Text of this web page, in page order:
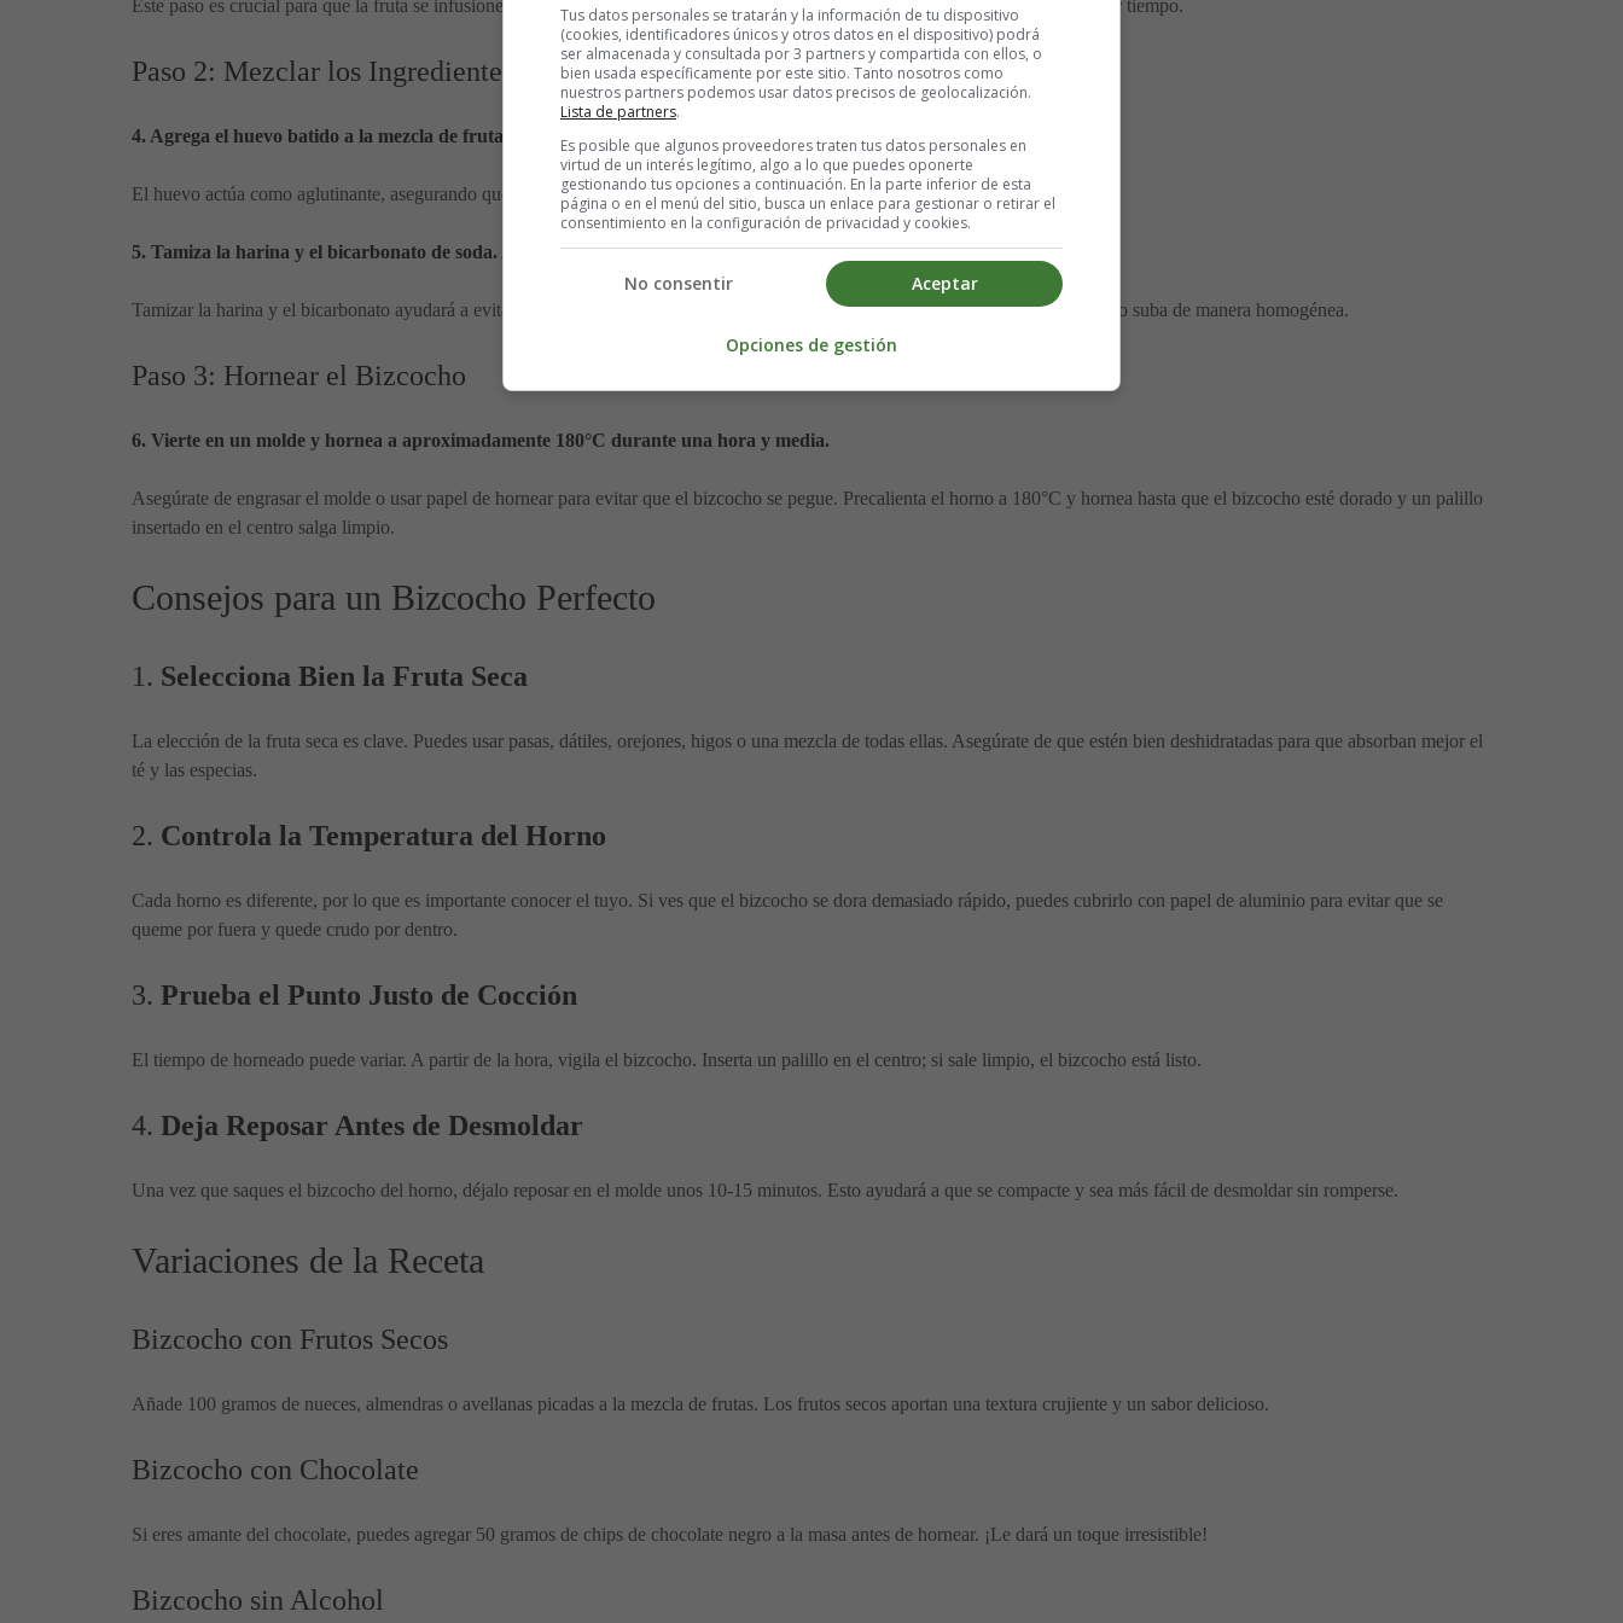
Este paso es crucial para que la fruta se infusione con todos los sabores. Puedes preparar esta mezcla la noche anterior para ahorrar tiempo.
Paso 2: Mezclar los Ingredientes
4. Agrega el huevo batido a la mezcla de frutas.
El huevo actúa como aglutinante, asegurando que todos los ingredientes se unan bien.
5. Tamiza la harina y el bicarbonato de soda. Agrega y mezcla al preparado anterior.
Tamizar la harina y el bicarbonato ayudará a evitar grumos y a distribuir uniformemente el bicarbonato, lo que hará que el bizcocho suba de manera homogénea.
Paso 3: Hornear el Bizcocho
6. Vierte en un molde y hornea a aproximadamente 180°C durante una hora y media.
Asegúrate de engrasar el molde o usar papel de hornear para evitar que el bizcocho se pegue. Precalienta el horno a 180°C y hornea hasta que el bizcocho esté dorado y un palillo
insertado en el centro salga limpio.
Consejos para un Bizcocho Perfecto
1. Selecciona Bien la Fruta Seca
La elección de la fruta seca es clave. Puedes usar pasas, dátiles, orejones, higos o una mezcla de todas ellas. Asegúrate de que estén bien deshidratadas para que absorban mejor el
té y las especias.
2. Controla la Temperatura del Horno
Cada horno es diferente, por lo que es importante conocer el tuyo. Si ves que el bizcocho se dora demasiado rápido, puedes cubrirlo con papel de aluminio para evitar que se
queme por fuera y quede crudo por dentro.
3. Prueba el Punto Justo de Cocción
El tiempo de horneado puede variar. A partir de la hora, vigila el bizcocho. Inserta un palillo en el centro; si sale limpio, el bizcocho está listo.
4. Deja Reposar Antes de Desmoldar
Una vez que saques el bizcocho del horno, déjalo reposar en el molde unos 10-15 minutos. Esto ayudará a que se compacte y sea más fácil de desmoldar sin romperse.
Variaciones de la Receta
Bizcocho con Frutos Secos
Añade 100 gramos de nueces, almendras o avellanas picadas a la mezcla de frutas. Los frutos secos aportan una textura crujiente y un sabor delicioso.
Bizcocho con Chocolate
Si eres amante del chocolate, puedes agregar 50 gramos de chips de chocolate negro a la masa antes de hornear. ¡Le dará un toque irresistible!
Bizcocho sin Alcohol
Tus datos personales se tratarán y la información de tu dispositivo
(cookies, identificadores únicos y otros datos en el dispositivo) podrá
ser almacenada y consultada por 3 partners y compartida con ellos, o
bien usada específicamente por este sitio. Tanto nosotros como
nuestros partners podemos usar datos precisos de geolocalización.
Lista de partners.
Es posible que algunos proveedores traten tus datos personales en
virtud de un interés legítimo, algo a lo que puedes oponerte
gestionando tus opciones a continuación. En la parte inferior de esta
página o en el menú del sitio, busca un enlace para gestionar o retirar el
consentimiento en la configuración de privacidad y cookies.
Aceptar
No consentir
Opciones de gestión